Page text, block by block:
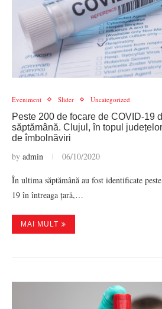
Eveniment Slider Uncategorized
Peste 200 de focare de COVID-19
săptămână. Clujul, în topul
de îmbolnăviri
by admin 06/10/2020
În ultima săptămână au fost identificate
19 în întreaga țară,…
MAI MULT